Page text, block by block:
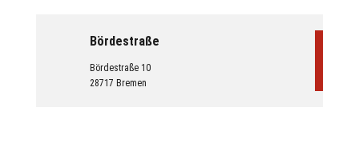
Bördestraße
Bördestraße 10
28717 Bremen